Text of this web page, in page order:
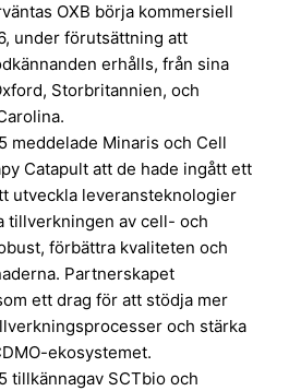
OXB börja kommersiell
under förutsättning att
erhålls, från sina
Storbritannien, och
meddelade Minaris och Cell
Catapult att de hade ingått ett
utveckla leveransteknologier
tillverkningen av cell- och
förbättra kvaliteten och
Partnerskapet
ett drag för att stödja mer
och stärka
ekosystemet.
tillkännagav SCTbio och